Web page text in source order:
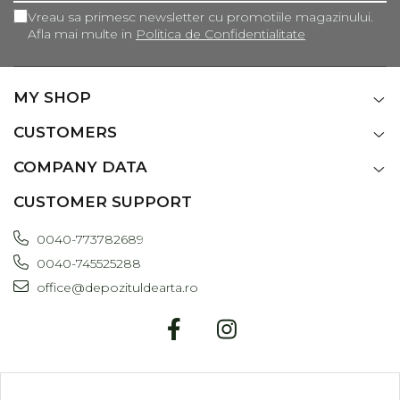
Vreau sa primesc newsletter cu promotiile magazinului.
Afla mai multe in Politica de Confidentialitate
MY SHOP
CUSTOMERS
COMPANY DATA
CUSTOMER SUPPORT
0040-773782689
0040-745525288
office@depozituldearta.ro